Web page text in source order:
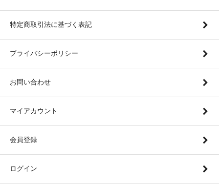
特定商取引法に基づく表記
プライバシーポリシー
お問い合わせ
マイアカウント
会員登録
ログイン